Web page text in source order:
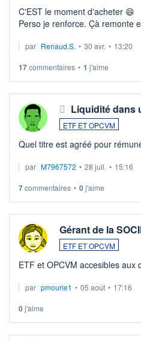
C'EST le moment d'acheter 😄​
Perso je renforce. Çà remonte
Investissement long terme tip
par Renaud.S. • 30 avr. • 13:20
17commentaires • 1 j'aime
Liquidité dans
ETF ET OPCVM
Quel titre est agréé pour
par M7967572 • 28 juil. • 15:16
7commentaires • 0j'aime
Gérant de la
ETF ET OPCVM
ETF et OPCVM
par pmourie1 • 05 août • 17:16
0j'aime